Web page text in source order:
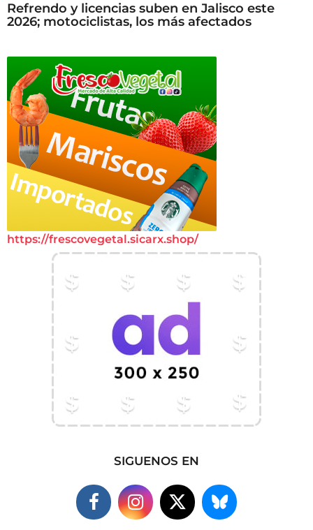
Refrendo y licencias suben en Jalisco este
2026; motociclistas, los más afectados
https://frescovegetal.sicarx.shop/
SIGUENOS EN